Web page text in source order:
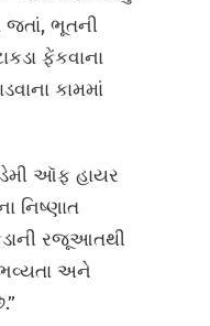
ભૂતની
ફેંકવાના
કામમાં
ઑફ હાયર
નિષ્ણાત
રજૂઆતથી
ભવ્યતા અને